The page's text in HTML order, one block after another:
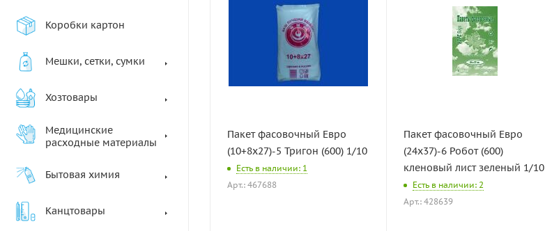
Коробки картон
Мешки, сетки, сумки
Хозтовары
Медицинские
расходные материалы
Бытовая химия
Канцтовары
Пакет фасовочный Евро
(10+8х27)-5 Тригон (600) 1/10
Есть в наличии: 1
Арт.: 467688
Пакет фасовочный Евро
(24х37)-6 Робот (600)
кленовый лист зеленый 1/10
Есть в наличии: 2
Арт.: 428639